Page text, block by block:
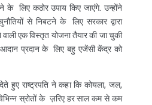
के लिए कठोर उपाय किए जाएंगे. उन्होंने
से निबटने के लिए सरकार द्वारा
एक विस्तृत योजना तैयार की जा चुकी
प्रदान के लिए बहु एजेंसी केंद्र को
हुए राष्ट्रपति ने कहा कि कोयला, जल,
स्रोतों के ज़रिए हर साल कम से कम